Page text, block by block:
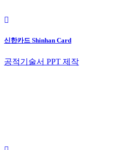
신한카드 Shinhan Card
공적기술서 PPT 제작